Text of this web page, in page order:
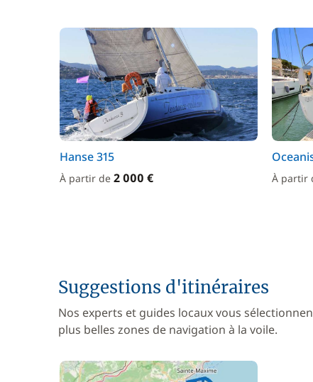
Hanse 315
À partir de 2 000 € À partir
Suggestions d'itinéraires
Nos experts et guides locaux vous
plus belles zones de navigation à la voile.